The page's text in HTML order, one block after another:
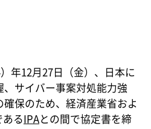
年12月27日（金）、日本に
サイバー事案対処能力強
保のため、経済産業省およ
るIPAとの間で協定書を締